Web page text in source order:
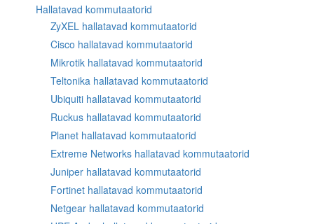
Hallatavad kommutaatorid
ZyXEL hallatavad kommutaatorid
Cisco hallatavad kommutaatorid
Mikrotik hallatavad kommutaatorid
Teltonika hallatavad kommutaatorid
Ubiquiti hallatavad kommutaatorid
Ruckus hallatavad kommutaatorid
Planet hallatavad kommutaatorid
Extreme Networks hallatavad kommutaatorid
Juniper hallatavad kommutaatorid
Fortinet hallatavad kommutaatorid
Netgear hallatavad kommutaatorid